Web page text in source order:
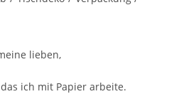
lieben,
ich mit Papier arbeite.